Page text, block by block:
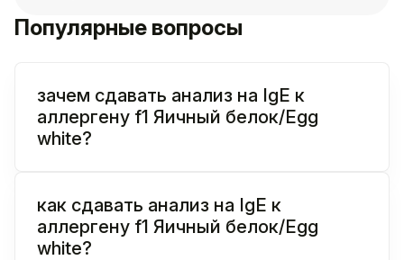
Популярные вопросы
зачем сдавать анализ на IgE к
аллергену f1 Яичный белок/Egg
white?
как сдавать анализ на IgE к
аллергену f1 Яичный белок/Egg
white?